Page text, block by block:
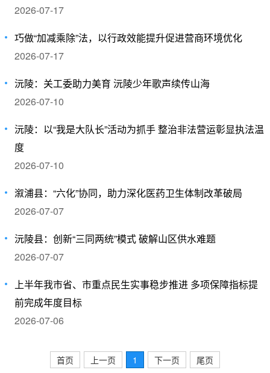
2026-07-17
巧做“加减乘除”法，以行政效能提升促进营商环境优化
2026-07-17
沅陵：关工委助力美育 沅陵少年歌声续传山海
2026-07-10
沅陵：以“我是大队长”活动为抓手 整治非法营运彰显执法温
度
2026-07-10
溆浦县：“六化”协同，助力深化医药卫生体制改革破局
2026-07-07
沅陵县：创新“三同两统”模式 破解山区供水难题
2026-07-07
上半年我市省、市重点民生实事稳步推进 多项保障指标提
前完成年度目标
2026-07-06
首页 上一页 1 下一页 尾页